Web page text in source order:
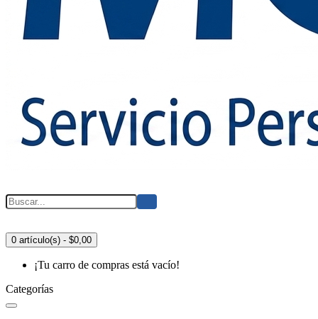
0 artículo(s) - $0,00
¡Tu carro de compras está vacío!
Categorías